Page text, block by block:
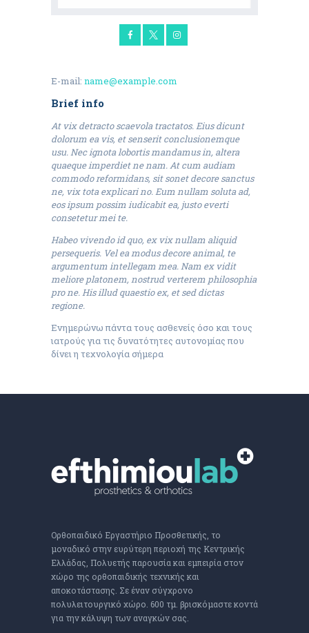
E-mail: name@example.com
Brief info
At vix detracto scaevola tractatos. Eius dicunt
dolorum ea vis, et senserit conclusionemque
usu. Nec ignota lobortis mandamus in, altera
quaeque imperdiet ne nam. At cum audiam
commodo reformidans, sit sonet decore sanctus
ne, vix tota explicari no. Eum nullam soluta ad,
eos ipsum possim iudicabit ea, justo everti
consetetur mei te.
Habeo vivendo id quo, ex vix nullam aliquid
persequeris. Vel ea modus decore animal, te
argumentum intellegam mea. Nam ex vidit
meliore platonem, nostrud verterem philosophia
pro ne. His illud quaestio ex, et sed dictas
regione.
Ενημερώνω πάντα τους ασθενείς όσο και τους
ιατρούς για τις δυνατότητες αυτονομίας που
δίνει η τεχνολογία σήμερα
Ορθοπαιδικό Εργαστήριο Προσθετικής, το
μοναδικό στην ευρύτερη περιοχή της Κεντρικής
Ελλάδας, Πολυετής παρουσία και εμπειρία στον
χώρο της ορθοπαιδικής τεχνικής και
αποκοτάστασης. Σε έναν σύγχρονο
πολυλειτουργικό χώρο. 600 τμ. βρισκόμαστε κοντά
για την κάλυψη των αναγκών σας.